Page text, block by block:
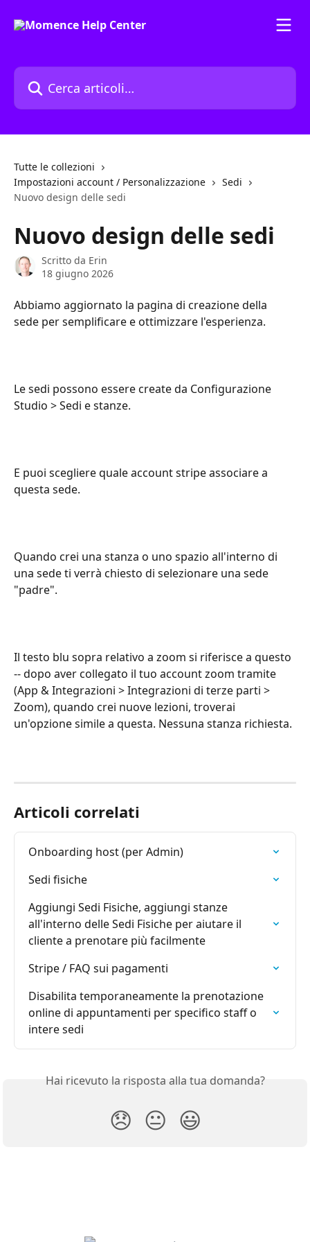
Cerca articoli…
Tutte le collezioni
Impostazioni account / Personalizzazione
Sedi
Nuovo design delle sedi
Nuovo design delle sedi
Scritto da Erin
18 giugno 2026
Abbiamo aggiornato la pagina di creazione della
sede per semplificare e ottimizzare l'esperienza.
Le sedi possono essere create da Configurazione
Studio > Sedi e stanze.
E puoi scegliere quale account stripe associare a
questa sede.
Quando crei una stanza o uno spazio all'interno di
una sede ti verrà chiesto di selezionare una sede
"padre".
Il testo blu sopra relativo a zoom si riferisce a questo
-- dopo aver collegato il tuo account zoom tramite
(App & Integrazioni > Integrazioni di terze parti >
Zoom), quando crei nuove lezioni, troverai
un'opzione simile a questa. Nessuna stanza richiesta.
Articoli correlati
Onboarding host (per Admin)
Sedi fisiche
Aggiungi Sedi Fisiche, aggiungi stanze
all'interno delle Sedi Fisiche per aiutare il
cliente a prenotare più facilmente
Stripe / FAQ sui pagamenti
Disabilita temporaneamente la prenotazione
online di appuntamenti per specifico staff o
intere sedi
Hai ricevuto la risposta alla tua domanda?
😞 😐 😃